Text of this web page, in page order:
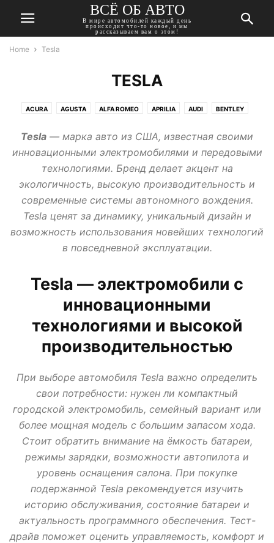
ВСЁ ОБ АВТО
В мире автомобилей каждый день
происходит что-то новое, и мы
рассказываем вам о этом!
Home Tesla
TESLA
ACURA AGUSTA ALFA ROMEO APRILIA AUDI BENTLEY
CITROEN DACIA DAEWOO DAIHATSU DATSUN DODGE
DONGFENG DUCATI FIAT FORD GEELY GMC
HARLEY-DAVIDSON HAVAL HONDA HUMMER HYUNDAI
INFINITI ISUZU JAGUAR JEEP KAWASAKI KIA LADA
LANCIA LAND ROVER LEXUS MASERATI MAZDA MERCEDES
MINI MITSUBISHI MOSKVICH NISSAN OPEL PEUGEOT
PONTIAC PORSCHE RENAULT ROVER SAAB SEAT SKODA
SSANGYONG SUBARU SUZUKI TATA TESLA
АВТО В КРЕДИТ, ТРЕЙД ИН, ЛИЗИНГ ВАЗ ИЖ ЛАДА МИР АВТО
Tesla — марка авто из США, известная своими
инновационными электромобилями и передовыми
технологиями. Бренд делает акцент на
экологичность, высокую производительность и
современные системы автономного вождения.
Tesla ценят за динамику, уникальный дизайн и
возможность использования новейших технологий
в повседневной эксплуатации.
Tesla — электромобили с
инновационными
технологиями и высокой
производительностью
При выборе автомобиля Tesla важно определить
свои потребности: нужен ли компактный
городской электромобиль, семейный вариант или
более мощная модель с большим запасом хода.
Стоит обратить внимание на ёмкость батареи,
режимы зарядки, возможности автопилота и
уровень оснащения салона. При покупке
подержанной Tesla рекомендуется изучить
историю обслуживания, состояние батареи и
актуальность программного обеспечения. Тест-
драйв поможет оценить управляемость, комфорт и